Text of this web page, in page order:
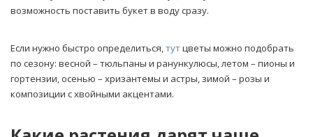
возможность поставить букет в воду сразу.
Если нужно быстро определиться,тутцветы можно подобрать
по сезону: весной – тюльпаны и ранункулюсы, летом – пионы и
гортензии, осенью – хризантемы и астры, зимой – розы и
композиции с хвойными акцентами.